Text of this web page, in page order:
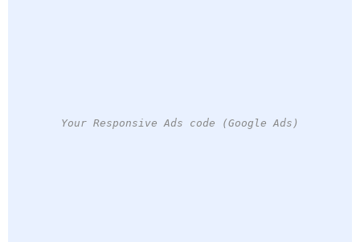
Your Responsive Ads code (Google Ads)